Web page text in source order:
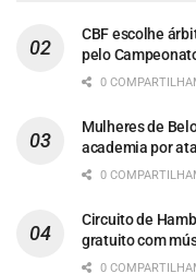
CBF escolhe
pelo
0
Mulheres de
academia por
0
Circuito de
gratuito com
0